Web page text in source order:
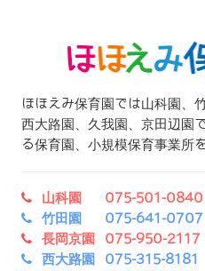
ほほえみ保育園では山科園、
西大路園、久我園、京田辺園
る保育園、小規模保育事業所
山科園 075-501-0840
竹田園 075-641-0707
長岡京園 075-950-2117
西大路園 075-315-8181